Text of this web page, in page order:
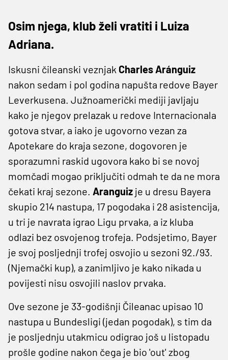
Osim njega, klub želi vratiti i Luiza
Adriana.
Iskusni čileanski veznjak Charles Aránguiz
nakon sedam i pol godina napušta redove Bayer
Leverkusena. Južnoamerički mediji javljaju
kako je njegov prelazak u redove Internacionala
gotova stvar, a iako je ugovorno vezan za
Apotekare do kraja sezone, dogovoren je
sporazumni raskid ugovora kako bi se novoj
momčadi mogao priključiti odmah te da ne mora
čekati kraj sezone. Aranguiz je u dresu Bayera
skupio 214 nastupa, 17 pogodaka i 28 asistencija,
u tri je navrata igrao Ligu prvaka, a iz kluba
odlazi bez osvojenog trofeja. Podsjetimo, Bayer
je svoj posljednji trofej osvojio u sezoni 92./93.
(Njemački kup), a zanimljivo je kako nikada u
povijesti nisu osvojili naslov prvaka.
Ove sezone je 33-godišnji Čileanac upisao 10
nastupa u Bundesligi (jedan pogodak), s tim da
je posljednju utakmicu odigrao još u listopadu
prošle godine nakon čega je bio 'out' zbog